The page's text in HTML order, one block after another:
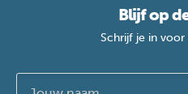
Blijf op
Schrijf je in voor